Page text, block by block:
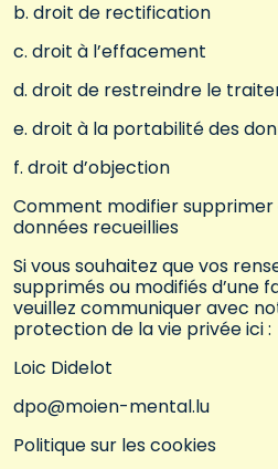
b. droit de rectification
c. droit à l’effacement
d. droit de restreindre le
e. droit à la portabilité des
f. droit d’objection
Comment modifier
données recueillies
Si vous souhaitez que vos
supprimés ou modifiés d’une
veuillez communiquer avec
protection de la vie privée ici :
Loic Didelot
dpo@moien-mental.lu
Politique sur les cookies